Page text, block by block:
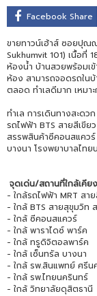
Facebook Share
ขายทาวน์เฮ้าส์ ซอยปุณ
Sukhumvit 101) เนื้อที่
ห้องน้ำ บ้านสวยพร้อมเ
ห้อง สามารถจอดรถใน
ตลอด ทำเลดีมาก เหมา
ทำเล การเดินทางสะดว
รถไฟฟ้า BTS สายสีเขี
สรรพสินค้าซีคอนสแควร์
บางนา โรงพยาบาลไท
จุดเด่น/สถานที่ใกล้เคียง
- ใกล้รถไฟฟ้า MRT สา
- ใกล้ BTS สายสุขุมวิ
- ใกล้ ซีคอนสแควร์
- ใกล้ พาราไดซ์ พาร์ค
- ใกล้ ทรูดิจิตอลพาร์ค
- ใกล้ เซ็นทรัล บางนา
- ใกล้ รพ.สินแพทย์ ศรีน
- ใกล้ รพ.ไทยนครินทร์
- ใกล้ วิทยาลัยดุสิตธานี